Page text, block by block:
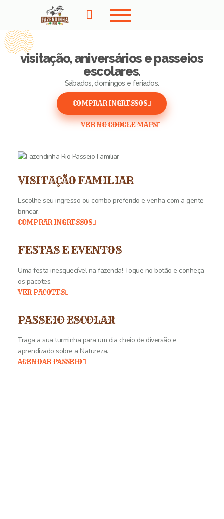
visitação, aniversários e passeios
escolares.
Sábados, domingos e feriados.
COMPRAR INGRESSOS
VER NO GOOGLE MAPS
VISITAÇÃO FAMILIAR
Escolhe seu ingresso ou combo preferido e venha com a gente
brincar.
COMPRAR INGRESSOS
FESTAS E EVENTOS
Uma festa inesquecível na fazenda! Toque no botão e conheça
os pacotes.
VER PACOTES
PASSEIO ESCOLAR
Traga a sua turminha para um dia cheio de diversão e
aprendizado sobre a Natureza.
AGENDAR PASSEIO